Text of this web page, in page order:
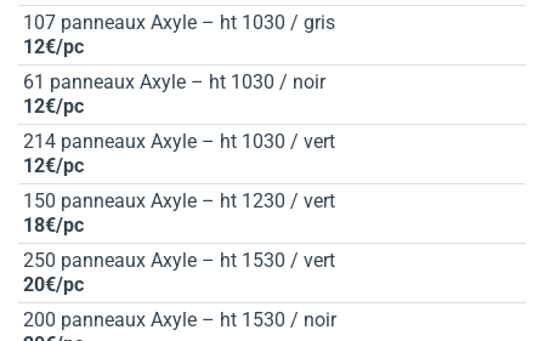
107 panneaux Axyle – ht 1030 / gris
12€/pc
61 panneaux Axyle – ht 1030 / noir
12€/pc
214 panneaux Axyle – ht 1030 / vert
12€/pc
150 panneaux Axyle – ht 1230 / vert
18€/pc
250 panneaux Axyle – ht 1530 / vert
20€/pc
200 panneaux Axyle – ht 1530 / noir